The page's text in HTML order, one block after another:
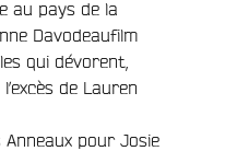
au pays de la
Davodeaufilm
qui dévorent,
de Lauren
pour Josie